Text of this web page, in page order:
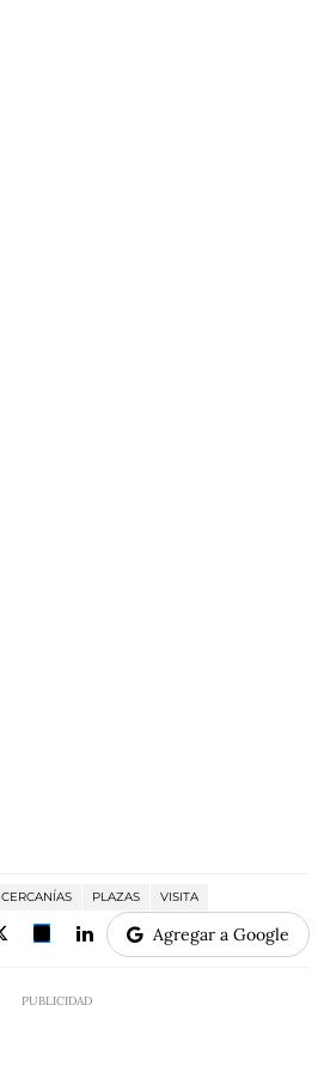
CERCANÍAS PLAZAS VISITA
Agregar a Google